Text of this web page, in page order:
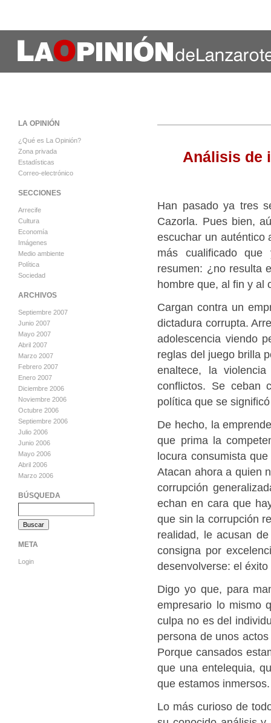
Análisis de
Han pasado ya tres
Cazorla. Pues bien,
escuchar un auténtico
más cualificado
resumen: ¿no resulta
hombre que, al fin y al
Cargan contra un
dictadura corrupta.
adolescencia viendo
reglas del juego brilla
enaltece, la
conflictos. Se ceban
política que se
De hecho, la
que prima la
locura consumista
Atacan ahora a quien
corrupción
echan en cara que
que sin la corrupción
realidad, le acusan
consigna por
desenvolverse: el
Digo yo que, para
empresario lo mismo
culpa no es del
persona de unos
Porque cansados
que una entelequia,
que estamos inmersos.
Lo más curioso de
LA OPINIÓN
¿Qué es La Opinión?
Zona privada
Estadísticas
Correo-electrónico
SECCIONES
Arrecife
Cultura
Economía
Imágenes
Medio ambiente
Política
Sociedad
ARCHIVOS
Septiembre 2007
Junio 2007
Mayo 2007
Abril 2007
Marzo 2007
Febrero 2007
Enero 2007
Diciembre 2006
Noviembre 2006
Octubre 2006
Septiembre 2006
Julio 2006
Junio 2006
Mayo 2006
Abril 2006
Marzo 2006
BÚSQUEDA
META
Login